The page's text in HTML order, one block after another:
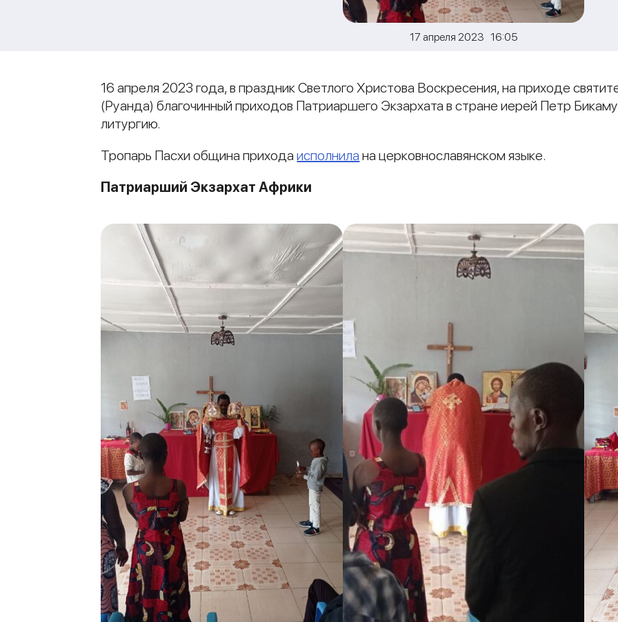
17 апреля 2023 16:05
16 апреля 2023 года, в праздник Светлого Христова Воскресения, на приходе
(Руанда) благочинный приходов Патриаршего Экзархата в стране иерей Петр
литургию.
Тропарь Пасхи община приходаисполнила на церковнославянском языке.
Патриарший Экзархат Африки